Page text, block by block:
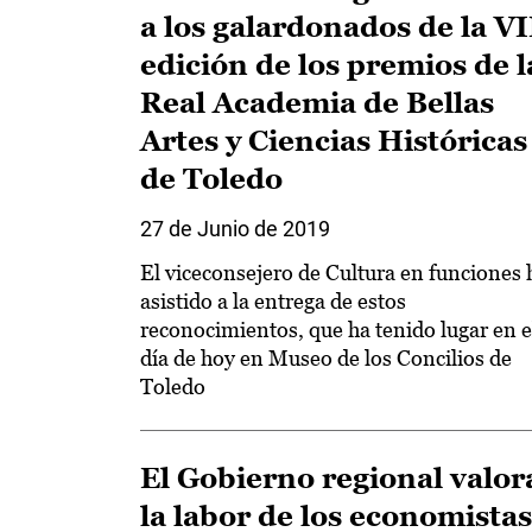
a los galardonados de la
edición de los premios de
Real Academia de Bellas
Artes y Ciencias Históricas
de Toledo
27 de Junio de 2019
El viceconsejero de Cultura en funciones
asistido a la entrega de estos
reconocimientos, que ha tenido lugar en
día de hoy en Museo de los Concilios de
Toledo
El Gobierno regional
la labor de los